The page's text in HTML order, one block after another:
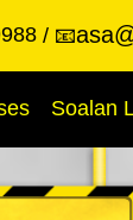
📧
Soalan